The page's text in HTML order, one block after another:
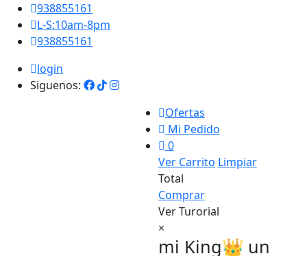
938855161
L-S:10am-8pm
938855161
login
Siguenos:
Ofertas
Mi Pedido
0
Ver Carrito Limpiar
Total
Comprar
Ver Turorial
×
mi King👑 un